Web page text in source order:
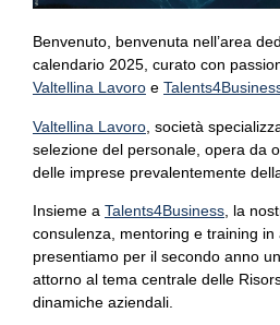
Benvenuto, benvenuta nell’area
calendario 2025, curato con
Valtellina Lavoro e
Valtellina Lavoro , società
selezione del personale, opera da
delle imprese prevalentemente
Insieme a Talents4Business , la
consulenza, mentoring e training in
presentiamo per il secondo anno
attorno al tema centrale delle
dinamiche aziendali.